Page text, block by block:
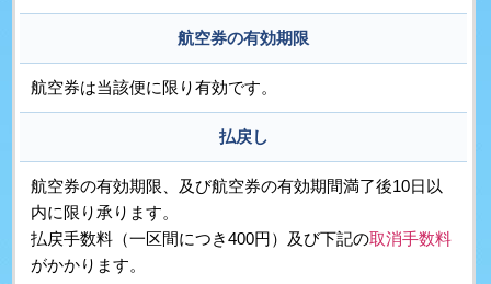
航空券の有効期限
航空券は当該便に限り有効です。
払戻し
航空券の有効期限、及び航空券の有効期間満了後10日以
内に限り承ります。
払戻手数料（一区間につき400円）及び下記の取消手数料
がかかります。